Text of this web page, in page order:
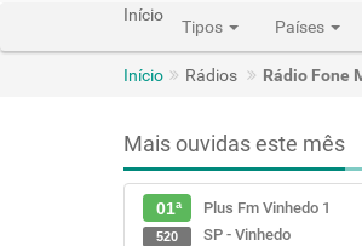
Início
Tipos Países
Início Rádios Rádio Fone
Mais ouvidas este mês
01ª
Plus Fm Vinhedo 1
SP - Vinhedo
520